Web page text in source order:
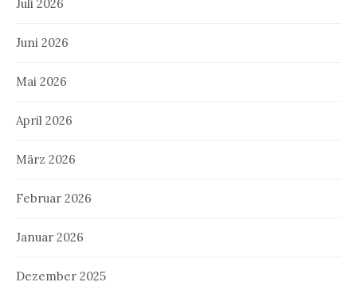
Juli 2026
Juni 2026
Mai 2026
April 2026
März 2026
Februar 2026
Januar 2026
Dezember 2025